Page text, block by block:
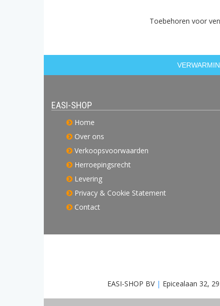
Toebehoren voor
EASI-SHOP
Home
Over ons
Verkoopsvoorwaarden
Herroepingsrecht
Levering
Privacy & Cookie Statement
Contact
EASI-SHOP BV | Epicealaan 32,